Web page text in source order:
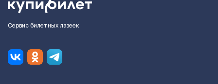
Сервис билетных лазеек